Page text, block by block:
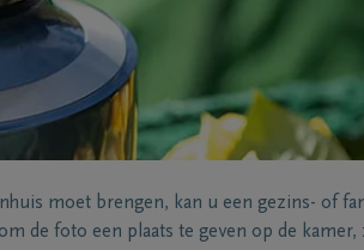
moet brengen, kan u een gezins- of
de foto een plaats te geven op de kamer,